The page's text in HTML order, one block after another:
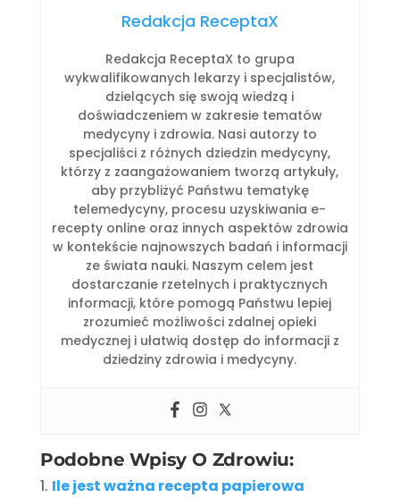
Redakcja ReceptaX
Redakcja ReceptaX to grupa
wykwalifikowanych lekarzy i specjalistów,
dzielących się swoją wiedzą i
doświadczeniem w zakresie tematów
medycyny i zdrowia. Nasi autorzy to
specjaliści z różnych dziedzin medycyny,
którzy z zaangażowaniem tworzą artykuły,
aby przybliżyć Państwu tematykę
telemedycyny, procesu uzyskiwania e-
recepty online oraz innych aspektów zdrowia
w kontekście najnowszych badań i informacji
ze świata nauki. Naszym celem jest
dostarczanie rzetelnych i praktycznych
informacji, które pomogą Państwu lepiej
zrozumieć możliwości zdalnej opieki
medycznej i ułatwią dostęp do informacji z
dziedziny zdrowia i medycyny.
Podobne Wpisy O Zdrowiu:
Ile jest ważna recepta papierowa